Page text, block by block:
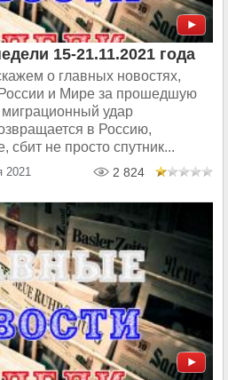
15-21.11.2021 года
о главных новостях,
и Мире за прошедшую
удар
в Россию,
сбит не просто спутник...
2021 2 824